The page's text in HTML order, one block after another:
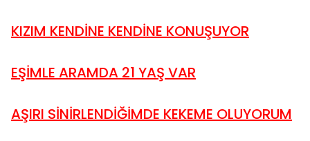
KIZIM KENDİNE KENDİNE KONUŞUYOR
EŞİMLE ARAMDA 21 YAŞ VAR
AŞIRI SİNİRLENDİĞİMDE KEKEME OLUYORUM